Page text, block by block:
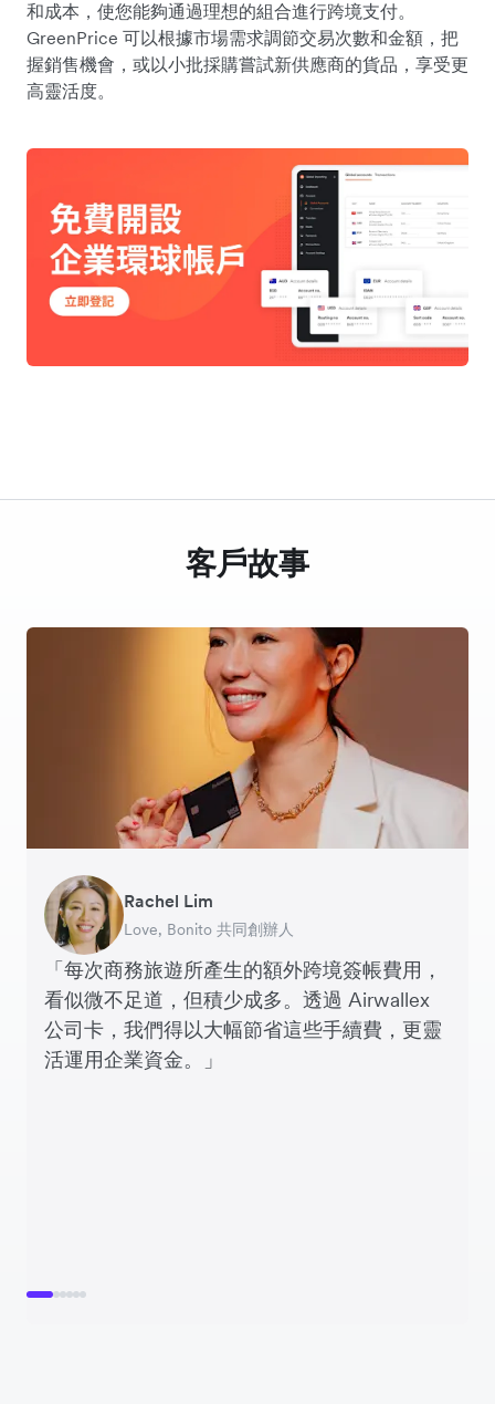
和成本，使您能夠通過理想的組合進行跨境支付。
GreenPrice 可以根據市場需求調節交易次數和金額，把
握銷售機會，或以小批採購嘗試新供應商的貨品，享受更
高靈活度。
客戶故事
「每次商務旅遊所產生的額外跨境簽帳費用，
看似微不足道，但積少成多。透過 Airwallex
公司卡，我們得以大幅節省這些手續費，更靈
活運用企業資金。」
Rachel Lim
Love, Bonito 共同創辦人
Henson Tsai
SleekFlow 創辦人
Phyllis
Jakewell 數碼營運總監
Jennifer Chong
Linjer 行政總裁
Benjamin
Grams(28) 創辦人
Tomy Wu
MyiCellar 共同創辦人